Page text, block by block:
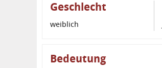
Geschlecht
weiblich
Bedeutung